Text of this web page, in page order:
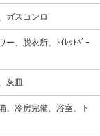
ガスコンロ
ー、脱衣所、ﾄｲﾚｯﾄﾍﾟｰ
灰皿
、冷房完備、浴室、ト